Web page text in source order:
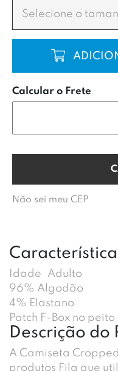
Selecione o
Calcular o Frete
Não sei meu CEP
Idade
Adulto
96% Algodão
4% Elastano
Patch F-Box no peito
Descrição do
A Camiseta
produtos Fila que